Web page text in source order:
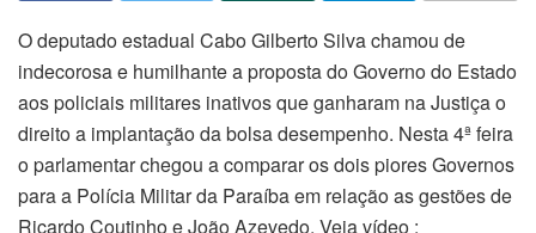
O deputado estadual Cabo Gilberto Silva chamou de
indecorosa e humilhante a proposta do Governo do Estado
aos policiais militares inativos que ganharam na Justiça o
direito a implantação da bolsa desempenho. Nesta 4ª feira
o parlamentar chegou a comparar os dois piores Governos
para a Polícia Militar da Paraíba em relação as gestões de
Ricardo Coutinho e João Azevedo. Veja vídeo :